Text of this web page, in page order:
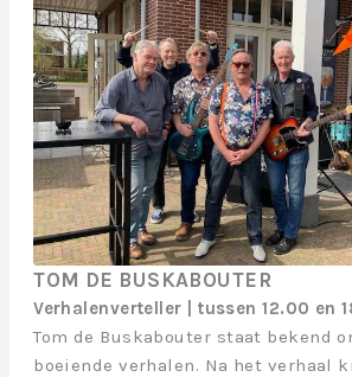
TOM DE BUSKABOUTER
Verhalenverteller | tussen 12.00 en
Tom de Buskabouter staat bekend
boeiende verhalen. Na het verhaal